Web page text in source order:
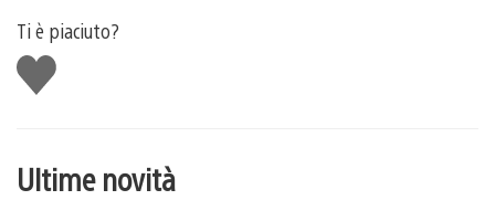
Ti è piaciuto?
Mi
piace
Ultime novità